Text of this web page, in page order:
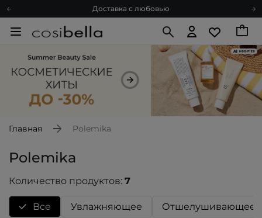
Доставка с любовью
Подарочные карты
Спроси косметолога
Познакомимся?
Доставка с любовью
Главная Polemika
Polemika
Количество продуктов: 7
Bce Увлажняющее Отшелушивающее